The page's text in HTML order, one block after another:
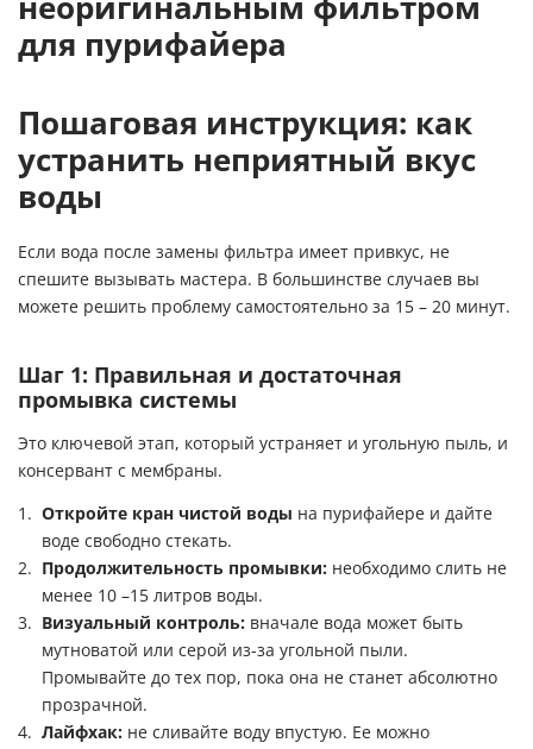
Пошаговая инструкция: как
устранить неприятный вкус
воды
Если вода после замены фильтра имеет привкус, не
спешите вызывать мастера. В большинстве случаев вы
можете решить проблему самостоятельно за 15 – 20 минут.
Шаг 1: Правильная и достаточная
промывка системы
Это ключевой этап, который устраняет и угольную пыль, и
консервант с мембраны.
Откройте кран чистой воды на пурифайере и дайте
воде свободно стекать.
Продолжительность промывки: необходимо слить не
менее 10 –15 литров воды.
Визуальный контроль: вначале вода может быть
мутноватой или серой из-за угольной пыли.
Промывайте до тех пор, пока она не станет абсолютно
прозрачной.
Лайфхак: не сливайте воду впустую. Ее можно